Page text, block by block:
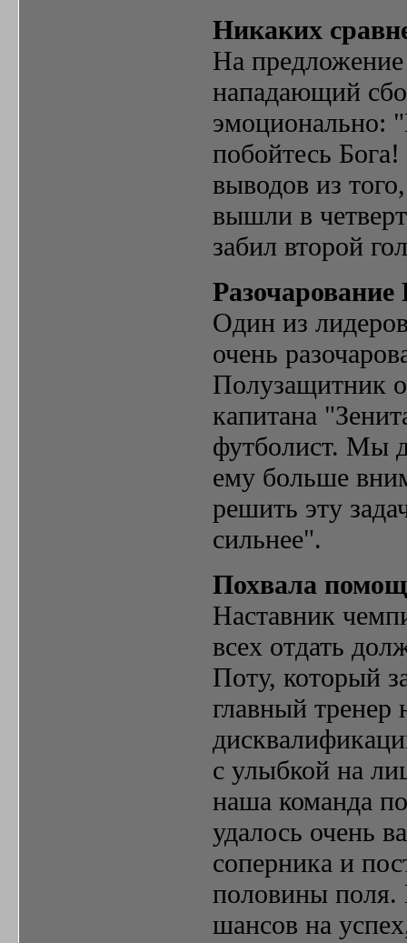
Никаких
На
нападающий
эмоционально:
побойтесь
выводов из
вышли в
забил второй
Разочарование
Один из
очень
Полузащитник
капитана
футболист. Мы
ему больше
решить эту
сильнее".
Похвала
Наставник
всех отдать
Поту, который
главный тренер
с улыбкой на
наша команда
удалось очень
соперника и
половины
шансов на